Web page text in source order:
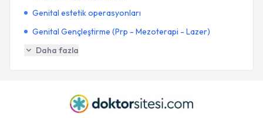
Genital estetik operasyonları
Genital Gençleştirme (Prp - Mezoterapi - Lazer)
Daha fazla